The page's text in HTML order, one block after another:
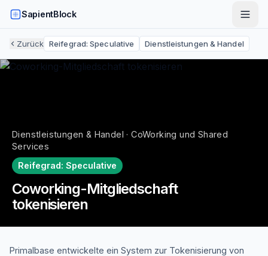
SapientBlock
Zurück Reifegrad:Speculative Dienstleistungen & Handel
Dienstleistungen & Handel · CoWorking und Shared
Services
Reifegrad: Speculative
Coworking-Mitgliedschaft
tokenisieren
Primalbase entwickelte ein System zur Tokenisierung von